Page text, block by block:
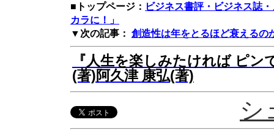
■トップページ： ビジネス書評・ビジネス誌
カラに！」
▼次の記事： 創造性は年をとるほど衰えるの
『人生を楽しみたければ ピン
(著)阿久津 康弘(著)
シ